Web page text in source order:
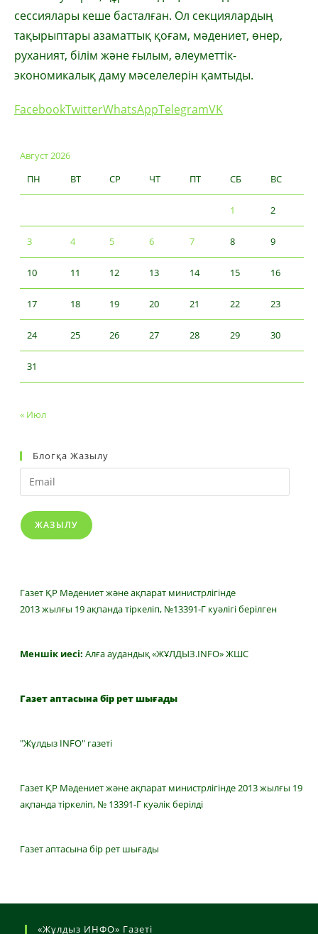
сессиялары кеше басталған. Ол секциялардың
тақырыптары азаматтық қоғам, мәдениет, өнер,
руханият, білім және ғылым, әлеуметтік-
экономикалық даму мәселелерін қамтыды.
FacebookTwitterWhatsAppTelegramVK
Август 2026
ПН
ВТ СР ЧТ ПТ СБ ВС
1 2
3 4 5 6 7 8 9
10 11 12 13 14 15 16
17 18 19 20 21 22 23
24 25 26 27 28 29 30
31
« Июл
Блогқа Жазылу
Email
ЖАЗЫЛУ
Газет ҚР Мәдениет және ақпарат министрлігінде
2013 жылғы 19 ақпанда тіркеліп, №13391-Г куәлігі берілген
Меншік иесі: Алға аудандық «ЖҰЛДЫЗ.INFO» ЖШС
Газет аптасына бір рет шығады
"Жұлдыз INFO" газеті
Газет ҚР Мәдениет және ақпарат министрлігінде 2013 жылғы 19
ақпанда тіркеліп, № 13391-Г куәлік берілді
Газет аптасына бір рет шығады
«Жұлдыз ИНФО» Газеті